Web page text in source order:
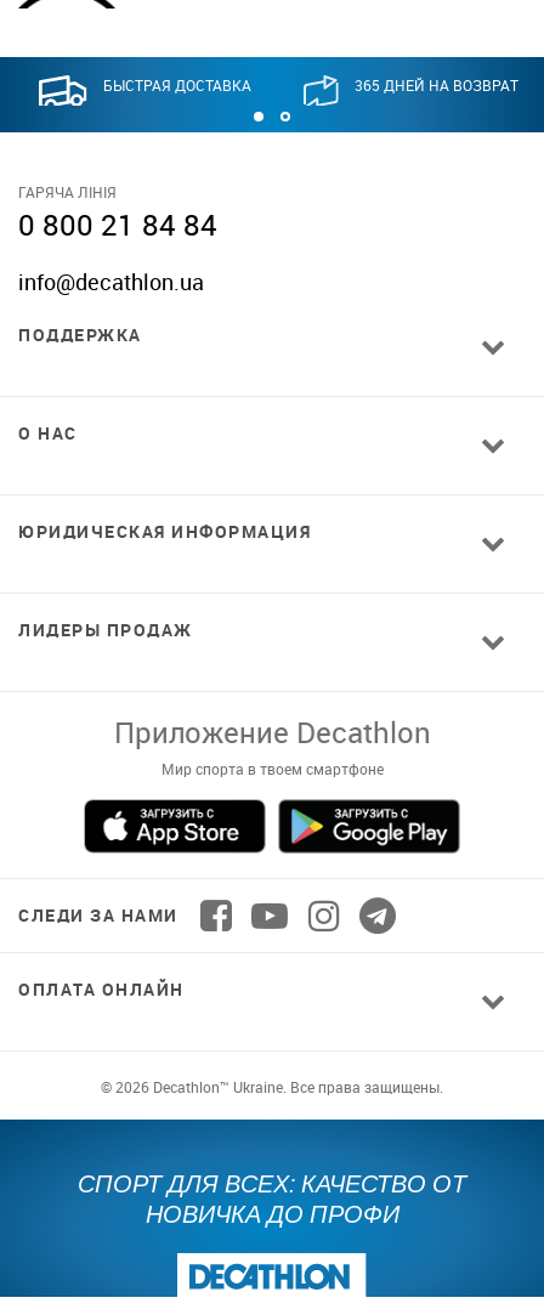
БЫСТРАЯ ДОСТАВКА 365 ДНЕЙ НА ВОЗВРАТ
ГАРЯЧА ЛІНІЯ
0 800 21 84 84
info@decathlon.ua
ПОДДЕРЖКА
О НАС
ЮРИДИЧЕСКАЯ ИНФОРМАЦИЯ
ЛИДЕРЫ ПРОДАЖ
Завантажуй додаток!
Комфортні покупки, ексклюзивні
пропозиції і зручний каталог в твоєму телефоні
СЛЕДИ ЗА НАМИ
© 2026 Decathlon™ Ukraine. Все права защищены.
СПОРТ ДЛЯ ВСЕХ: КАЧЕСТВО ОТ
НОВИЧКА ДО ПРОФИ